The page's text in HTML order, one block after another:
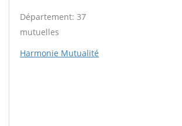
Département: 37
mutuelles
Harmonie Mutualité